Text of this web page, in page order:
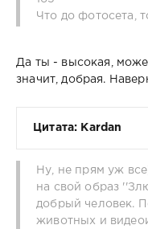
Что до фотосета,
Да ты - высокая,
значит, добрая.
Цитата: Kardan
Ну, не прям уж
на свой образ
добрый человек.
животных и